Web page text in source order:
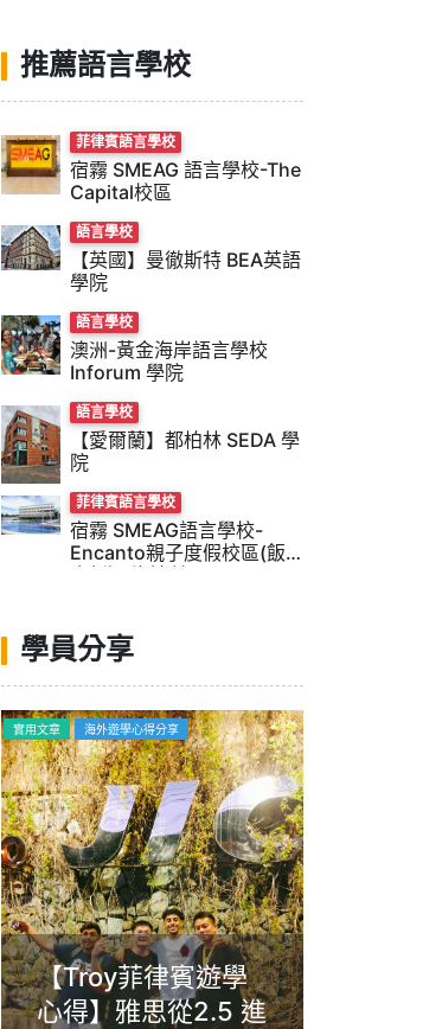
推薦語言學校
菲律賓語言學校
宿霧 SMEAG 語言學校-The
Capital校區
語言學校
【英國】曼徹斯特 BEA英語
學院
語言學校
澳洲-黃金海岸語言學校
Inforum 學院
語言學校
【愛爾蘭】都柏林 SEDA 學
院
菲律賓語言學校
宿霧 SMEAG語言學校-
Encanto親子度假校區(飯
學員分享
實用文章 海外遊學心得分享
【Troy菲律賓遊學
心得】雅思從2.5 進